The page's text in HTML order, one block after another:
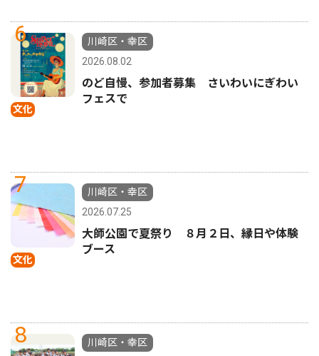
6
文化
川崎区・幸区
2026.08.02
のど自慢、参加者募集 さいわいにぎわい
フェスで
7
文化
川崎区・幸区
2026.07.25
大師公園で夏祭り ８月２日、縁日や体験
ブース
8
川崎区・幸区